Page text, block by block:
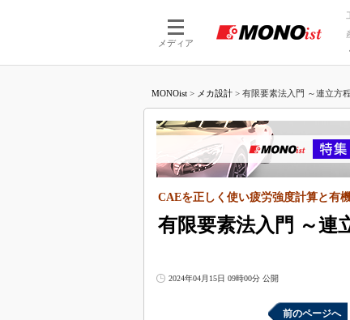
メディア
つながる工
つながるサ
AI×
MONOist > メカ設計 > 有限要素法入門 ～連立方
有限要素法入門 ～連
CAEを正しく使い疲労強度計算と有
2024年04月15日 09時00分 公開
前のページへ